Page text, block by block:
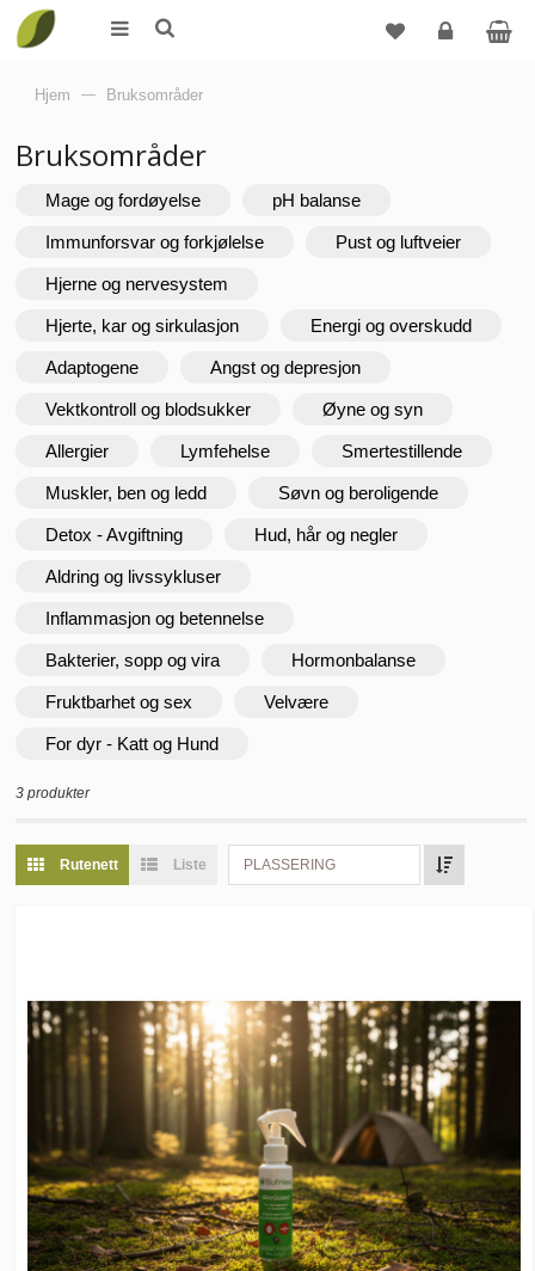
Hjem — Bruksområder
Bruksområder
Mage og fordøyelse pH balanse
Immunforsvar og forkjølelse Pust og luftveier
Hjerne og nervesystem
Hjerte, kar og sirkulasjon Energi og overskudd
Adaptogene Angst og depresjon
Vektkontroll og blodsukker Øyne og syn
Allergier Lymfehelse Smertestillende
Muskler, ben og ledd Søvn og beroligende
Detox - Avgiftning Hud, hår og negler
Aldring og livssykluser
Inflammasjon og betennelse
Bakterier, sopp og vira Hormonbalanse
Fruktbarhet og sex Velvære
For dyr - Katt og Hund
3 produkter
Rutenett Liste PLASSERING